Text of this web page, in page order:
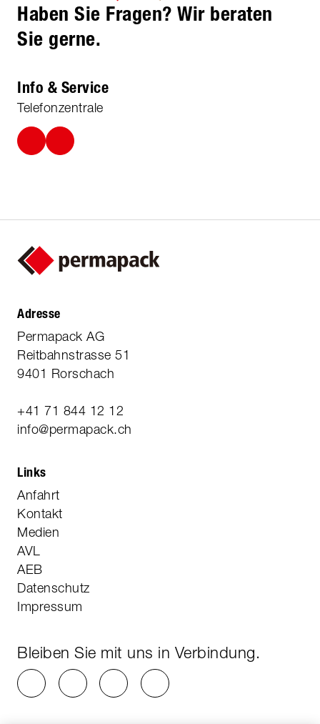
Haben Sie Fragen? Wir beraten
Sie gerne.
Info & Service
Telefonzentrale
Adresse
Permapack AG
Reitbahnstrasse 51
9401 Rorschach
+41 71 844 12 12
info@permapack.ch
Links
Anfahrt
Kontakt
Medien
AVL
AEB
Datenschutz
Impressum
Bleiben Sie mit uns in Verbindung.